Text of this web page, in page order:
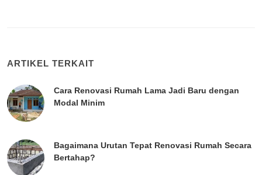
ARTIKEL TERKAIT
Cara Renovasi Rumah Lama Jadi Baru dengan
Modal Minim
Bagaimana Urutan Tepat Renovasi Rumah Secara
Bertahap?